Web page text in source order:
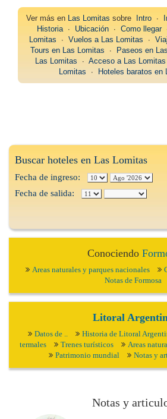
Ver más en Las Lomitas sobre Intro∙
Historia∙ Ubicación∙ Como llegar
Lomitas ∙ Vuelos a Las Lomitas ∙
Tours en Las Lomitas ∙ Paseos en
Las Lomitas ∙ Acceso a Las Lomitas
Lomitas ∙ Hoteles baratos en
Buscar hoteles en Las Lomitas
Fecha de ingreso:
Fecha de salida:
Conociendo
Areas naturales y parques nacionales
Notas de Formosa
Litoral
Datos de .. Historia de Litoral
termales
Trenes turísticos
Areas
Patrimonio mundial
Notas y
Notas y